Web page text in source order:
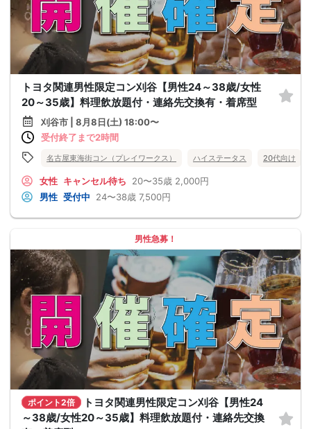
トヨタ関連男性限定コン刈谷【男性24～38歳/女性
20～35歳】料理飲放題付・連絡先交換有・着席型
刈谷市 | 8月8日(土) 18:00〜
受付終了まで2時間
名古屋東海街コン（プレイワークス） ハイステータス 20代向け
女性 キャンセル待ち 20〜35歳 2,000円
男性 受付中 24〜38歳 7,500円
男性急募！
ポイント2倍
トヨタ関連男性限定コン刈谷【男性24
～38歳/女性20～35歳】料理飲放題付・連絡先交換